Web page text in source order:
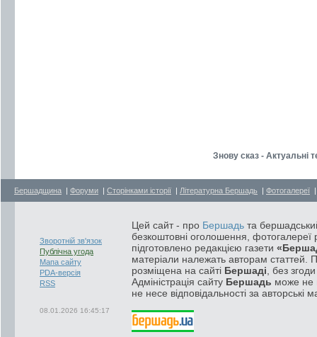
Знову сказ -
Бершадщина | Форуми | Сторінками історії | Літературна Бершадь | Фотогалереї
Зворотній зв'язок
Публічна угода
Мапа сайту
PDA-версія
RSS
08.01.2026 16:45:17
Цей сайт - про Бершадь та
безкоштовні оголошення, фотогалереї
підготовлено редакцією газети
матеріали належать авторам статтей.
розміщена на сайті Бершаді , без
Адміністрація сайту Бершадь може не
не несе відповідальності за авторські